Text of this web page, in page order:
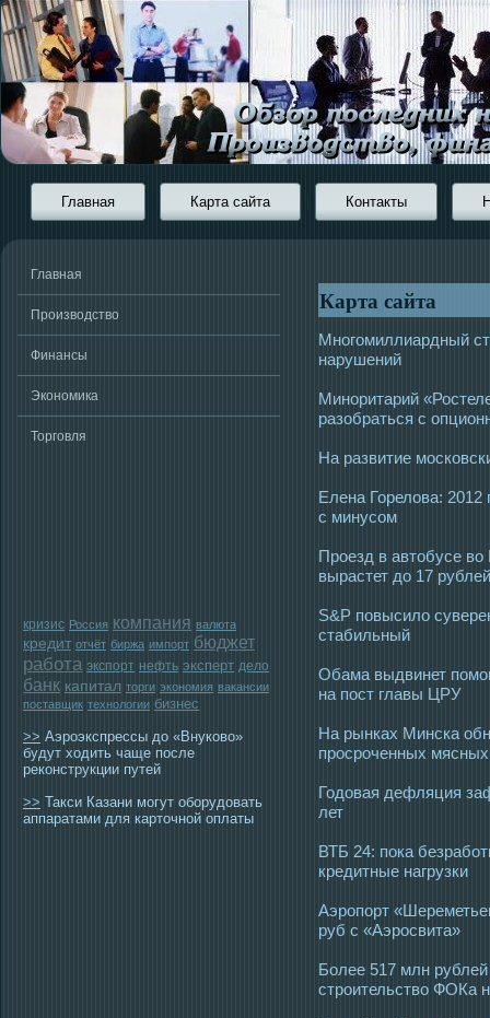
Главная Карта сайта Контакты
Главная
Производство
Финансы
Экономика
Торговля
кризис Россия компания валюта
кредит отчёт биржа импорт бюджет
работа экспорт нефть эксперт дело
банк капитал торги экономия вакансии
поставщик технологии бизнес
>> Аэроэкспрессы до «Внуково»
будут ходить чаще после
реконструкции путей
>> Такси Казани могут оборудовать
аппаратами для карточной оплаты
Карта сайта
Многомиллиардный
нарушений
Миноритарий
разобраться с
На развитие
Елена Горелова: 2012
с минусом
Проезд в автобусе во
вырастет до 17 рублей
S&P повысило
стабильный
Обама выдвинет
на пост главы ЦРУ
На рынках Минска
просроченных
Годовая дефляция
лет
ВТБ 24: пока
кредитные нагрузки
Аэропорт
руб с «Аэросвита»
Более 517 млн
строительство ФОКа